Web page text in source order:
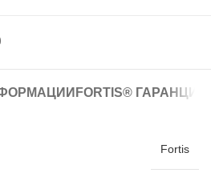
FORTIS®
Fortis